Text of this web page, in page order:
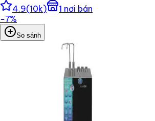
4.9(10k) 1 nơi bán
−7%
So sánh